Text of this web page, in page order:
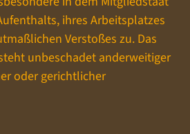
ihres Arbeitsplatzes
Verstoßes zu. Das
unbeschadet anderweitiger
oder gerichtlicher